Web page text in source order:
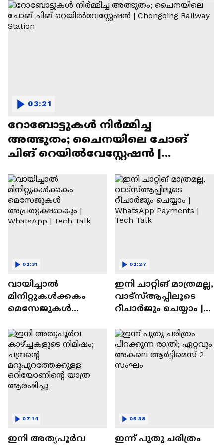
റോബോട്ടുകൾ നിർമ്മിച്ച
അത്ഭുതം; ചൈനയിലെ ചോങ്
ചിങ് റെയിൽവേസ്റ്റേഷൻ |
03:21
വായിച്ചാൽ
മിനിറ്റുകൾക്കകം
മെസേജുകള്‍
WhatsApp | Tech Talk
02:31
ഇനി ചാറ്റിങ് മാത്രമല്ല,
വാട്‌സ്‌ആപ്പിലൂടെ
റീചാർജും ചെയ്യാം |
Tech Talk
02:27
ഇനി അത്യപൂര്‍വ
07:14
ഇന്ന് പുതു ചരിത്രം
05:38